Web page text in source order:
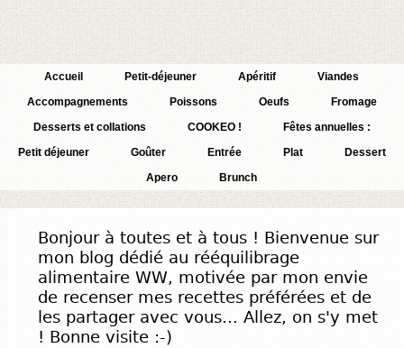
Accueil Petit-déjeuner Apéritif
Viandes
Accompagnements
Poissons Oeufs
Fromage
Desserts et collations
COOKEO !
Fêtes annuelles :
Petit déjeuner
Goûter Entrée Plat
Dessert
Apero
Brunch
Bonjour à toutes et à tous ! Bienvenue sur
mon blog dédié au rééquilibrage
alimentaire WW, motivée par mon envie
de recenser mes recettes préférées et de
les partager avec vous... Allez, on s'y met
! Bonne visite :-)